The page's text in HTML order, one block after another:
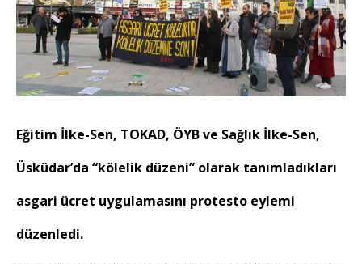
Eğitim İlke-Sen, TOKAD, ÖYB ve Sağlık İlke-Sen,
Üsküdar’da “kölelik düzeni” olarak tanımladıkları
asgari ücret uygulamasını protesto eylemi
düzenledi.